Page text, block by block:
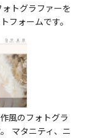
トグラファーを
フォームです。
風のフォトグラ
マタニティ、ニ